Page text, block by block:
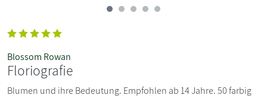
Blossom Rowan
Floriografie
Blumen und ihre Bedeutung. Empfohlen ab 14 Jahre. 50 farbig